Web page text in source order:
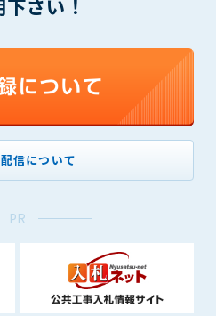
さい！
信について
PR
報及びダウンロードした情報
が以下に該当する、またはその
なく削除できるものとします。
6条の定める禁止事項に該当する
した場合
等）
サービス内容の変更(新規追加、
運営を中止または廃止することが